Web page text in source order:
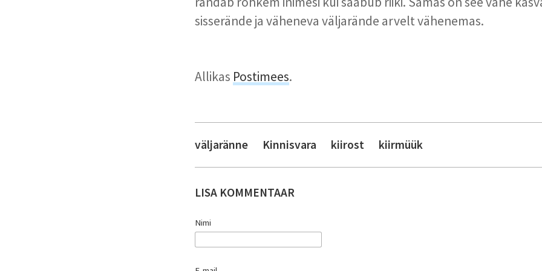
sisserände ja väheneva väljarände arvelt vähenemas.
Allikas Postimees.
väljaränne Kinnisvara kiirost kiirmüük
LISA KOMMENTAAR
Nimi